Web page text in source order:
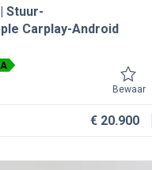
Stuur-
Carplay-Android
A
Bewaar
€ 20.900